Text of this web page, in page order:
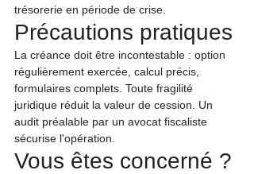
trésorerie en période de crise.
Précautions pratiques
La créance doit être incontestable : option
régulièrement exercée, calcul précis,
formulaires complets. Toute fragilité
juridique réduit la valeur de cession. Un
audit préalable par un avocat fiscaliste
sécurise l'opération.
Vous êtes concerné ?